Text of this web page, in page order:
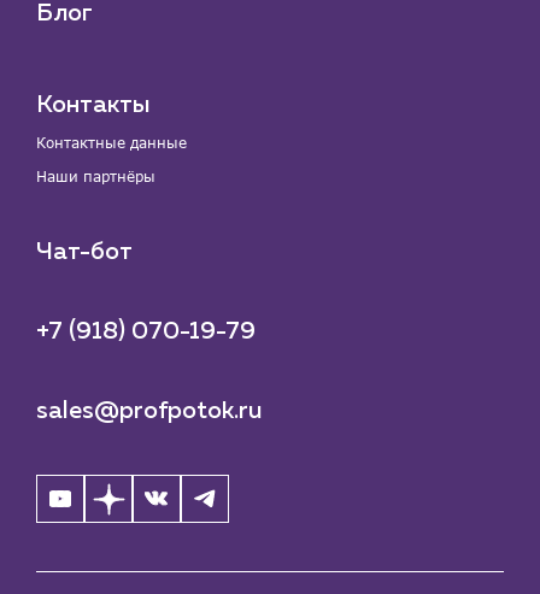
Блог
Контакты
Контактные данные
Наши партнёры
Чат-бот
+7 (918) 070-19-79
sales@profpotok.ru